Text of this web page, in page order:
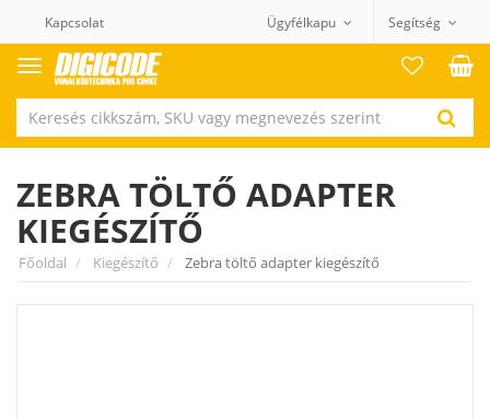
Kapcsolat Ügyfélkapu Segítség
Termék
kategóriák
ZEBRA TÖLTŐ ADAPTER
KIEGÉSZÍTŐ
Főoldal Kiegészítő Zebra töltő adapter kiegészítő